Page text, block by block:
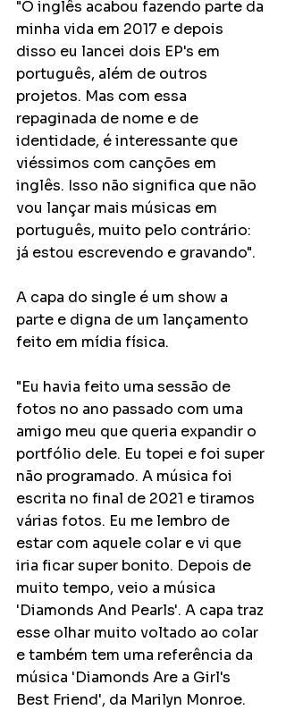
"O inglês acabou fazendo parte da
minha vida em 2017 e depois
disso eu lancei dois EP's em
português, além de outros
projetos. Mas com essa
repaginada de nome e de
identidade, é interessante que
viéssimos com canções em
inglês. Isso não significa que não
vou lançar mais músicas em
português, muito pelo contrário:
já estou escrevendo e gravando".
A capa do single é um show a
parte e digna de um lançamento
feito em mídia física.
"Eu havia feito uma sessão de
fotos no ano passado com uma
amigo meu que queria expandir o
portfólio dele. Eu topei e foi super
não programado. A música foi
escrita no final de 2021 e tiramos
várias fotos. Eu me lembro de
estar com aquele colar e vi que
iria ficar super bonito. Depois de
muito tempo, veio a música
'Diamonds And Pearls'. A capa traz
esse olhar muito voltado ao colar
e também tem uma referência da
música 'Diamonds Are a Girl's
Best Friend', da Marilyn Monroe.